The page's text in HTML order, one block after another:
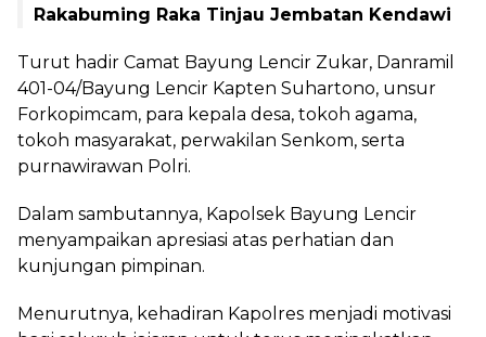
Rakabuming Raka Tinjau Jembatan Kendawi
Turut hadir Camat Bayung Lencir Zukar, Danramil
401-04/Bayung Lencir Kapten Suhartono, unsur
Forkopimcam, para kepala desa, tokoh agama,
tokoh masyarakat, perwakilan Senkom, serta
purnawirawan Polri.
Dalam sambutannya, Kapolsek Bayung Lencir
menyampaikan apresiasi atas perhatian dan
kunjungan pimpinan.
Menurutnya, kehadiran Kapolres menjadi motivasi